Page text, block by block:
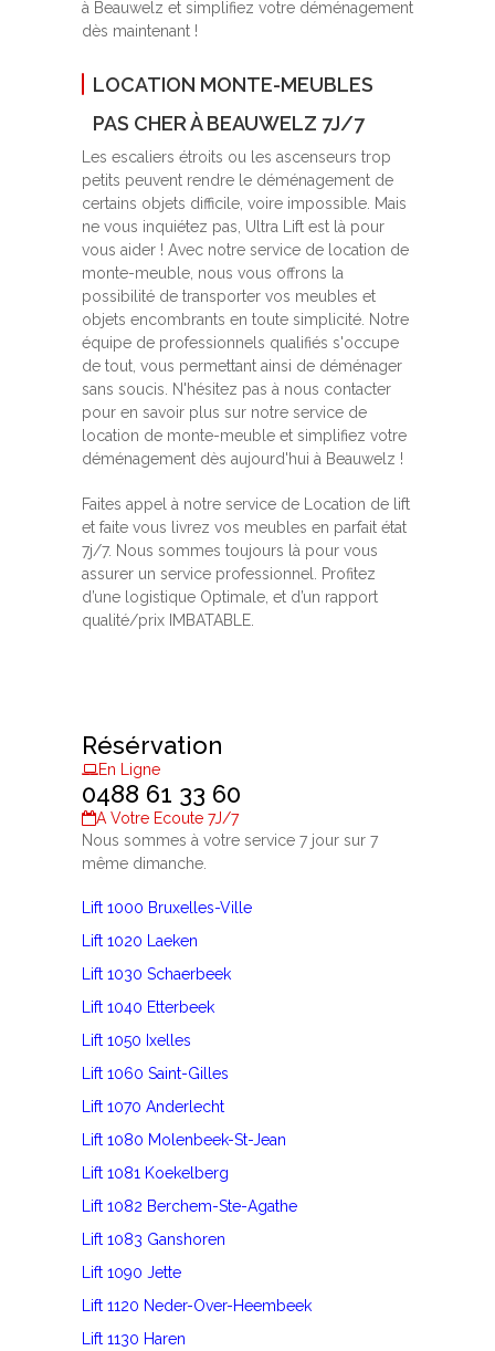
à Beauwelz et simplifiez votre déménagement
dès maintenant !
LOCATION MONTE-MEUBLES
PAS CHER À BEAUWELZ 7J/7
Les escaliers étroits ou les ascenseurs trop
petits peuvent rendre le déménagement de
certains objets difficile, voire impossible. Mais
ne vous inquiétez pas, Ultra Lift est là pour
vous aider ! Avec notre service de location de
monte-meuble, nous vous offrons la
possibilité de transporter vos meubles et
objets encombrants en toute simplicité. Notre
équipe de professionnels qualifiés s'occupe
de tout, vous permettant ainsi de déménager
sans soucis. N'hésitez pas à nous contacter
pour en savoir plus sur notre service de
location de monte-meuble et simplifiez votre
déménagement dès aujourd'hui à Beauwelz !
Faites appel à notre service de Location de lift
et faite vous livrez vos meubles en parfait état
7j/7. Nous sommes toujours là pour vous
assurer un service professionnel. Profitez
d’une logistique Optimale, et d’un rapport
qualité/prix IMBATABLE.
Résérvation
En Ligne
0488 61 33 60
A Votre Ecoute 7J/7
Nous sommes à votre service 7 jour sur 7
même dimanche.
Lift 1000 Bruxelles-Ville
Lift 1020 Laeken
Lift 1030 Schaerbeek
Lift 1040 Etterbeek
Lift 1050 Ixelles
Lift 1060 Saint-Gilles
Lift 1070 Anderlecht
Lift 1080 Molenbeek-St-Jean
Lift 1081 Koekelberg
Lift 1082 Berchem-Ste-Agathe
Lift 1083 Ganshoren
Lift 1090 Jette
Lift 1120 Neder-Over-Heembeek
Lift 1130 Haren